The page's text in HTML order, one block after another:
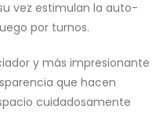
vez estimulan la auto-
por turnos.
y más impresionante
que hacen
cuidadosamente